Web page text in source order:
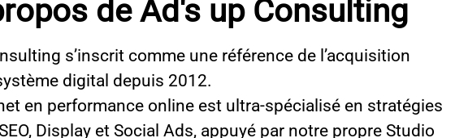
de Ad's up Consulting
s’inscrit comme une référence de l’acquisition
digital depuis 2012.
en performance online est ultra-spécialisé en stratégies
Display et Social Ads, appuyé par notre propre Studio